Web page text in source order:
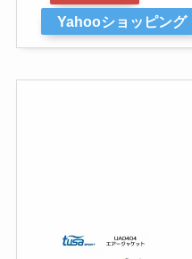
Yahooショッピング